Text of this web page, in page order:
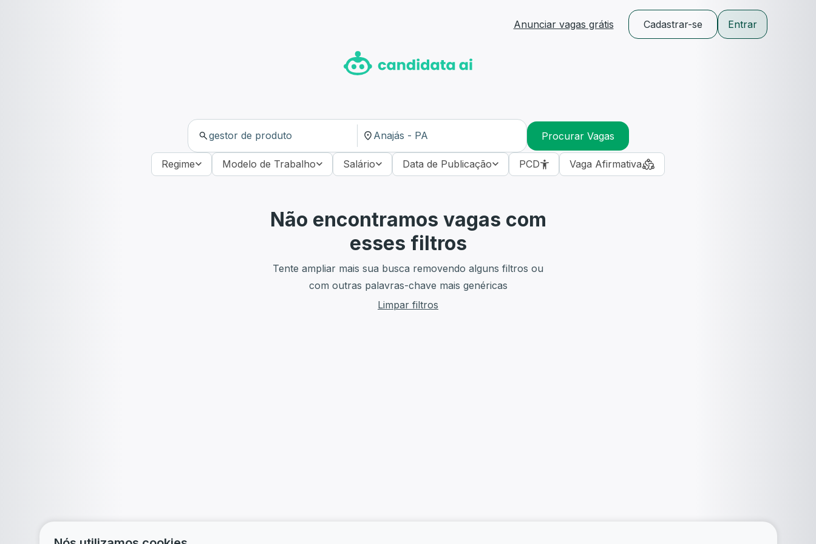
Anunciar vagas grátis Cadastrar-se Entrar
Procurar Vagas
Regime Modelo de Trabalho Salário Data de Publicação PCD Vaga Afirmativa
Não encontramos vagas com
esses filtros
Tente ampliar mais sua busca removendo alguns filtros ou
com outras palavras-chave mais genéricas
Limpar filtros